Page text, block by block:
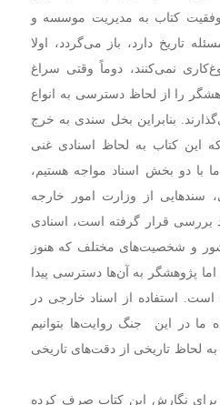
کتاب به مدیریت موسسه و
تاریخ دارد،‌ باز می‌گردد‌، اولا
نمی‌کنند،‌ دوماً وقتی سراغ
را از لحاظ دسترسی به انواع
بنابراین بخل سندی به خرج
این کتاب به لحاظ اسنادی غنی
با دو بخش اسناد مواجه هستیم،‌
سندهایی از وزارت امور خارجه
بررسی قرار گرفته است،‌ اسنادی
و شخصیت‌های مختلف که هنوز
پژوهشگر به آن‌ها دسترسی پیدا
است. استفاده از اسناد خارجی در
در این جنگ روایت‌‌ها بتوانیم
لحاظ تاریخی از دقت‌های تاریخی
نگارش این کتاب صرف کرده